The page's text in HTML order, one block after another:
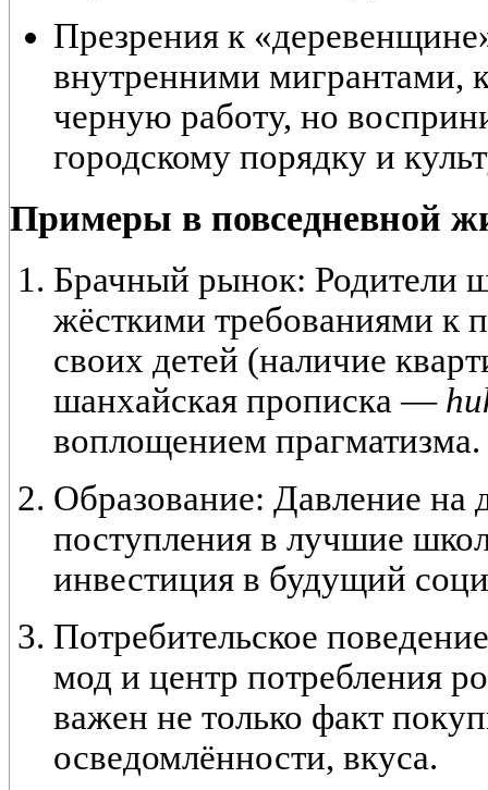
Презрения к
внутренними мигрантами,
черную работу, но
городскому порядку и
Примеры в повседневной
Брачный рынок: Родители
жёсткими требованиями к
своих детей (наличие
шанхайская прописка —
воплощением прагматизма.
Образование: Давление на
поступления в лучшие
инвестиция в будущий
Потребительское
мод и центр потребления
важен не только факт
осведомлённости, вкуса.